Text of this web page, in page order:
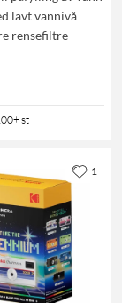
lavt vannivå
rensefiltre
st
1